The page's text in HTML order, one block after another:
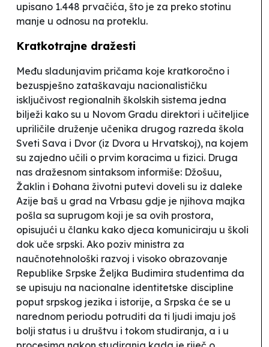
upisano 1.448 prvačića, što je za preko stotinu
manje u odnosu na proteklu.
Kratkotrajne dražesti
Među sladunjavim pričama koje kratkoročno i
bezuspješno zataškavaju nacionalističku
isključivost regionalnih školskih sistema jedna
bilježi kako su u Novom Gradu direktori i učiteljice
upriličile druženje učenika drugog razreda škola
Sveti Sava i Dvor (iz Dvora u Hrvatskoj), na kojem
su zajedno učili o prvim koracima u fizici. Druga
nas dražesnom sintaksom informiše: Džošuu,
Žaklin i Đohana životni putevi doveli su iz daleke
Azije baš u grad na Vrbasu gdje je njihova majka
pošla sa suprugom koji je sa ovih prostora,
opisujući u članku kako djeca komuniciraju u školi
dok uče srpski. Ako poziv ministra za
naučnotehnološki razvoj i visoko obrazovanje
Republike Srpske Željka Budimira studentima da
se upisuju na nacionalne identitetske discipline
poput srpskog jezika i istorije, a Srpska će se u
narednom periodu potruditi da ti ljudi imaju još
bolji status i u društvu i tokom studiranja, a i u